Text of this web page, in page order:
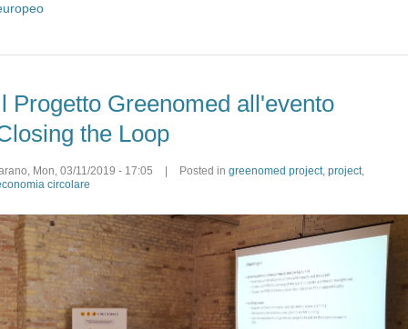
Progetto Greenomed all'evento
the Loop
, Mon, 03/11/2019 - 17:05 Posted in greenomed project, project,
circolare